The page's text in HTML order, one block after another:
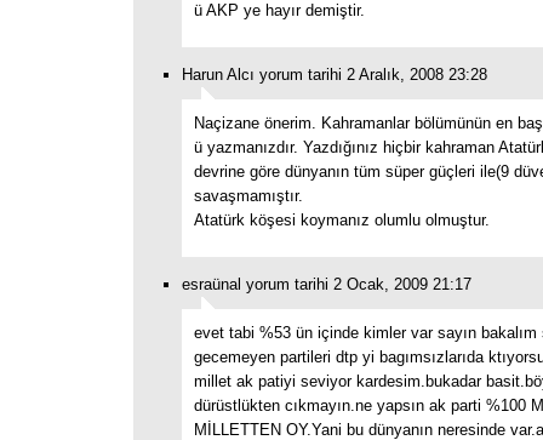
ü AKP ye hayır demiştir.
Harun Alcı yorum tarihi 2 Aralık, 2008 23:28
Naçizane önerim. Kahramanlar bölümünün en
ü yazmanızdır. Yazdığınız hiçbir kahraman
devrine göre dünyanın tüm süper güçleri ile(9
savaşmamıştır.
Atatürk köşesi koymanız olumlu olmuştur.
esraünal yorum tarihi 2 Ocak, 2009 21:17
evet tabi %53 ün içinde kimler var sayın bakalım
gecemeyen partileri dtp yi bagımsızlarıda
millet ak patiyi seviyor kardesim.bukadar
dürüstlükten cıkmayın.ne yapsın ak parti %100
MİLLETTEN OY.Yani bu dünyanın neresinde